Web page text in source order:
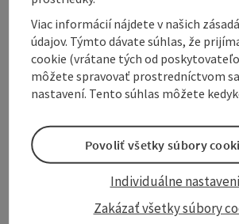
Arrival
Sports
Equipment
Viac informácií nájdete v našich
údajov. Týmto dávate súhlas, že
cookie (vrátane tých od
môžete spravovať prostredníctvom
nastavení. Tento súhlas môžete
Zakázať všetky súbory
Individuálne
Povoliť všetky súbory